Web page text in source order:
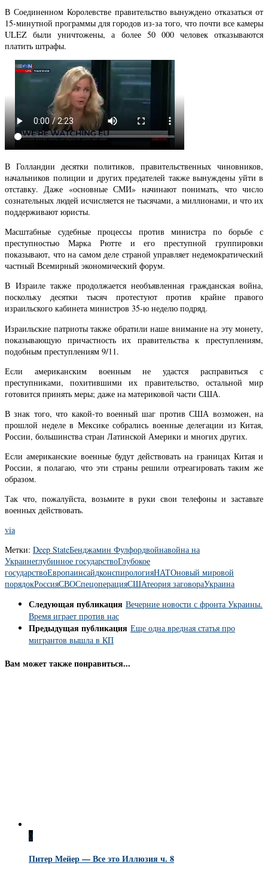
В Соединенном Королевстве правительство вынуждено отказаться от
15-минутной программы для городов из-за того, что почти все камеры
ULEZ были уничтожены, а более 50 000 человек отказываются
платить штрафы.
В Голландии десятки политиков, правительственных чиновников,
начальников полиции и других предателей также вынуждены уйти в
отставку. Даже «основные СМИ» начинают понимать, что число
сознательных людей исчисляется не тысячами, а миллионами, и что их
поддерживают юристы.
Масштабные судебные процессы против министра по борьбе с
преступностью Марка Рютте и его преступной группировки
показывают, что на самом деле страной управляет недемократический
частный Всемирный экономический форум.
В Израиле также продолжается необъявленная гражданская война,
поскольку десятки тысяч протестуют против крайне правого
израильского кабинета министров 35-ю неделю подряд.
Израильские патриоты также обратили наше внимание на эту монету,
показывающую причастность их правительства к преступлениям,
подобным преступлениям 9/11.
Если американским военным не удастся расправиться с
преступниками, похитившими их правительство, остальной мир
готовится принять меры; даже на материковой части США.
В знак того, что какой-то военный шаг против США возможен, на
прошлой неделе в Мексике собрались военные делегации из Китая,
России, большинства стран Латинской Америки и многих других.
Если американские военные будут действовать на границах Китая и
России, я полагаю, что эти страны решили отреагировать таким же
образом.
Так что, пожалуйста, возьмите в руки свои телефоны и заставьте
военных действовать.
via
Метки: Deep StateБенджамин Фулфордвойнавойна на
Украинеглубинное государствоГлубокое
государствоЕвропаинсайдконспирологияНАТОновый мировой
порядокРоссияСВОСпецоперацияСШАтеория заговораУкраина
Следующая публикация Вечерние новости с фронта Украины.
Время играет против нас
Предыдущая публикация Еще одна вредная статья про
мигрантов вышла в КП
Вам может также понравиться...
0
Питер Мейер — Все это Иллюзия ч. 8